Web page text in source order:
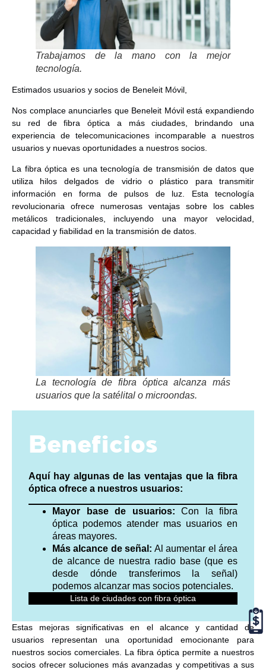
Trabajamos de la mano con la mejor
tecnología.
Estimados usuarios y socios de Beneleit Móvil,
Nos complace anunciarles que Beneleit Móvil está expandiendo
su red de fibra óptica a más ciudades, brindando una
experiencia de telecomunicaciones incomparable a nuestros
usuarios y nuevas oportunidades a nuestros socios.
La fibra óptica es una tecnología de transmisión de datos que
utiliza hilos delgados de vidrio o plástico para transmitir
información en forma de pulsos de luz. Esta tecnología
revolucionaria ofrece numerosas ventajas sobre los cables
metálicos tradicionales, incluyendo una mayor velocidad,
capacidad y fiabilidad en la transmisión de datos.
La tecnología de fibra óptica alcanza más
usuarios que la satélital o microondas.
Beneficios
Aquí hay algunas de las ventajas que la fibra
óptica ofrece a nuestros usuarios:
Mayor base de usuarios: Con la fibra
óptica podemos atender mas usuarios en
áreas mayores.
Más alcance de señal: Al aumentar el área
de alcance de nuestra radio base (que es
desde dónde transferimos la señal)
podemos alcanzar mas socios potenciales.
Lista de ciudades con fibra óptica
Estas mejoras significativas en el alcance y cantidad de
usuarios representan una oportunidad emocionante para
nuestros socios comerciales. La fibra óptica permite a nuestros
socios ofrecer soluciones más avanzadas y competitivas a sus